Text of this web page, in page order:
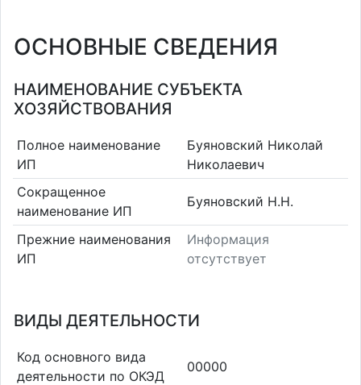
ОСНОВНЫЕ СВЕДЕНИЯ
НАИМЕНОВАНИЕ СУБЪЕКТА
ХОЗЯЙСТВОВАНИЯ
Полное наименование
ИП
Буяновский Николай
Николаевич
Сокращенное
наименование ИП
Буяновский Н.Н.
Прежние наименования
ИП
Информация
отсутствует
ВИДЫ ДЕЯТЕЛЬНОСТИ
Код основного вида
деятельности по ОКЭД
00000